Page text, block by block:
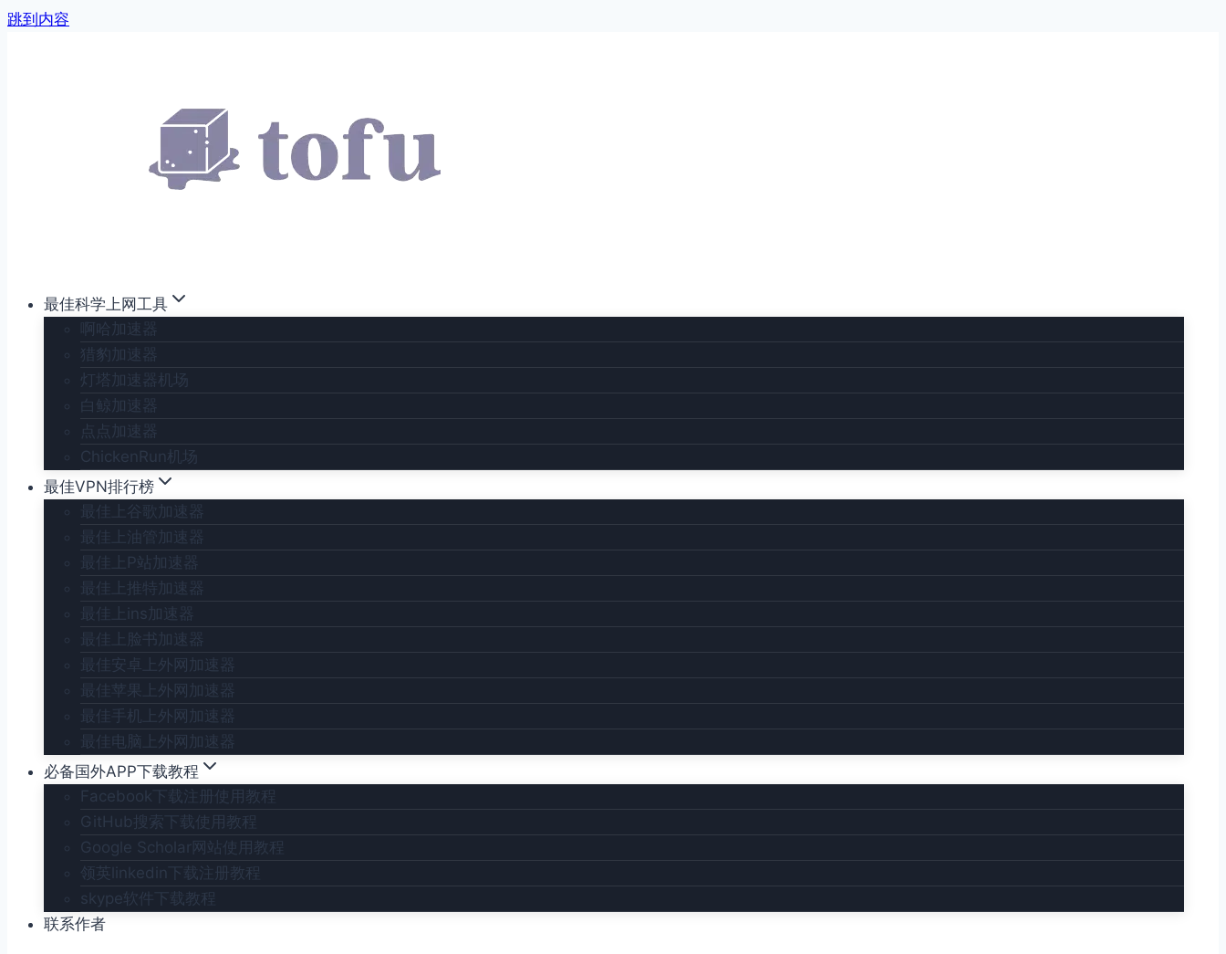
跳到内容
最佳科学上网工具
啊哈加速器
猎豹加速器
灯塔加速器机场
白鲸加速器
点点加速器
ChickenRun机场
最佳VPN排行榜
最佳上谷歌加速器
最佳上油管加速器
最佳上P站加速器
最佳上推特加速器
最佳上ins加速器
最佳上脸书加速器
最佳安卓上外网加速器
最佳苹果上外网加速器
最佳手机上外网加速器
最佳电脑上外网加速器
必备国外APP下载教程
Facebook下载注册使用教程
GitHub搜索下载使用教程
Google Scholar网站使用教程
领英linkedin下载注册教程
skype软件下载教程
联系作者